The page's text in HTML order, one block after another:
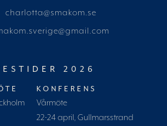
charlotta@smakom.se
2026
KONFERENS
Vårmöte
22-24 april, Gullmarsstrand